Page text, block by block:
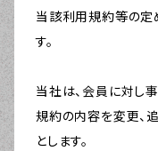
当該利用規約等の定
す。
当社は、会員に対し
規約の内容を変更、
とします。